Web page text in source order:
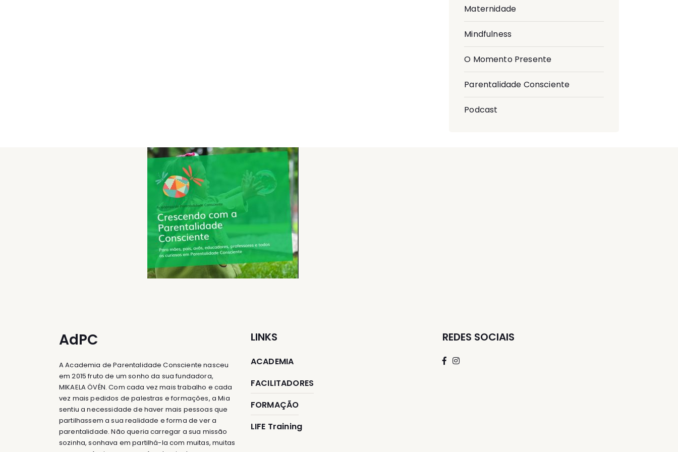
Maternidade
Mindfulness
O Momento Presente
Parentalidade Consciente
Podcast
AdPC
A Academia de Parentalidade Consciente nasceu
em 2015 fruto de um sonho da sua fundadora,
MIKAELA ÖVÉN. Com cada vez mais trabalho e cada
vez mais pedidos de palestras e formações, a Mia
sentiu a necessidade de haver mais pessoas que
partilhassem a sua realidade e forma de ver a
parentalidade. Não queria carregar a sua missão
sozinha, sonhava em partilhá-la com muitas, muitas
LINKS
ACADEMIA
FACILITADORES
FORMAÇÃO
LIFE Training
REDES SOCIAIS